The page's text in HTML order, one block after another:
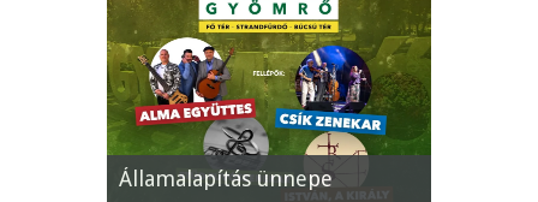
XII. Gyömrői Lecsófesztivál